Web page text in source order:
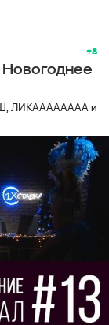
+8
ЛИКАААААААА и